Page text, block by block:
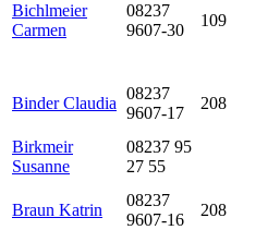
Bichlmeier
Carmen
08237
9607-30
109
Binder Claudia
08237
9607-17
208
Birkmeir
Susanne
08237 95
27 55
Braun Katrin
08237
9607-16
208